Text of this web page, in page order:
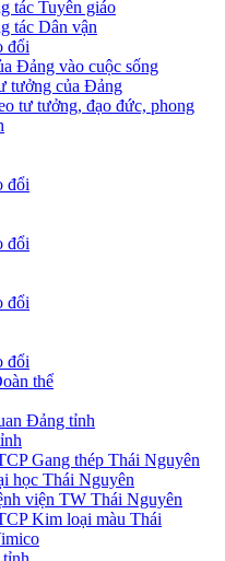
tác Tuyên giáo
tác Dân vận
đổi
Đảng vào cuộc sống
tưởng của Đảng
tư tưởng, đạo đức, phong
đổi
đổi
đổi
đổi
thể
Đảng tỉnh
Gang thép Thái Nguyên
học Thái Nguyên
viện TW Thái Nguyên
Kim loại màu Thái